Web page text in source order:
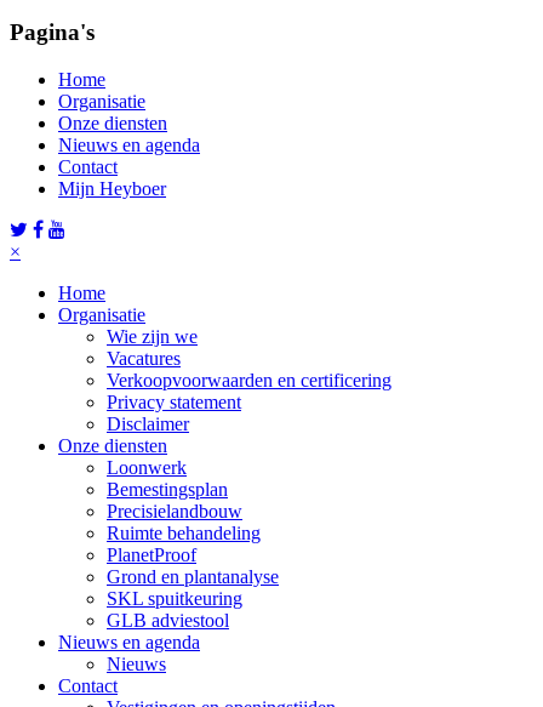
Pagina's
Home
Organisatie
Onze diensten
Nieuws en agenda
Contact
Mijn Heyboer
×
Home
Organisatie
Wie zijn we
Vacatures
Verkoopvoorwaarden en certificering
Privacy statement
Disclaimer
Onze diensten
Loonwerk
Bemestingsplan
Precisielandbouw
Ruimte behandeling
PlanetProof
Grond en plantanalyse
SKL spuitkeuring
GLB adviestool
Nieuws en agenda
Nieuws
Contact